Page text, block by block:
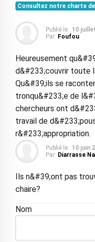
Consultez notre charte
Publié le : 10
Par: Foufou
Heureusement
d&#233;couvrir toute
Qu&#39;ils se
tronqu&#233;e de
chercheurs ont
travail de
r&#233;appropriation.
Publié le : 10 juin
Par: Diarrasse
Ils n&#39;ont pas
chaire?
Nom